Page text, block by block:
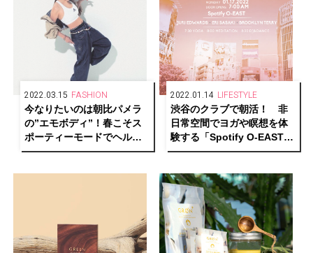
2022.03.15 FASHION
今なりたいのは朝比パメラ
の”エモボディ”！春こそス
ポーティーモードでヘルシ
ーなパーツ魅せ
2022.01.14 LIFESTYLE
渋谷のクラブで朝活！ 非
日常空間でヨガや瞑想を体
験する「Spotify O-EAST」
初のウェルネスイベントが